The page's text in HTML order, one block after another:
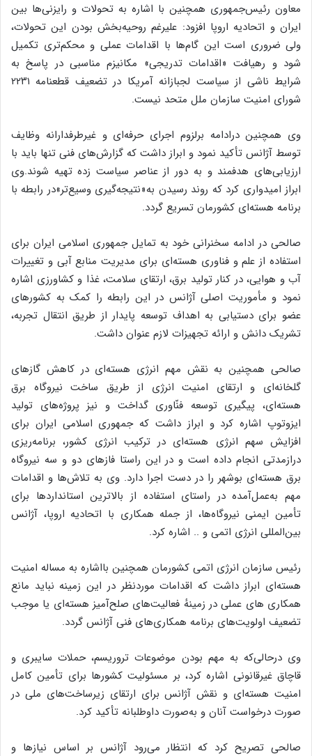
معاون رئیس‌جمهوری همچنین با اشاره به تحولات و رایزنی‌ها بین
ایران و اتحادیه اروپا افزود: علیرغم روحیه‌بخش بودن این تحولات،
ولی ضروری است این گام‌ها با اقدامات عملی و محکم‌تری تکمیل
شود و رهیافت «اقدامات تدریجی» مکانیزم مناسبی در پاسخ به
شرایط ناشی از سیاست لجبازانه آمریکا در تضعیف قطعنامه ۲۲۳۱
شورای امنیت سازمان ملل متحد نیست.
وی همچنین درادامه برلزوم اجرای حرفه‌ای و غیرطرفدارانه وظایف
توسط آژانس تأکید نمود و ابراز داشت که گزارش‌های فنی تنها باید با
ارزیابی‌های هدفمند و به ‌دور از عناصر سیاست زده تهیه شوند.وی
ابراز امیدواری کرد که روند رسیدن به«نتیجه‌گیری وسیع‌تر»در رابطه با
برنامه هسته‌ای کشورمان تسریع گردد.
صالحی در ادامه سخنرانی خود به تمایل جمهوری اسلامی ایران برای
استفاده از علم و فناوری هسته‌ای برای مدیریت منابع آبی و تغییرات
آب و هوایی، در کنار تولید برق، ارتقای سلامت، غذا و کشاورزی اشاره
نمود و مأموریت اصلی آژانس در این رابطه را کمک به کشورهای
عضو برای دستیابی به اهداف توسعه پایدار از طریق انتقال تجربه،
تشریک دانش و ارائه تجهیزات لازم عنوان داشت.
صالحی همچنین به نقش مهم انرژی هسته‌ای در کاهش گازهای
گلخانه‌ای و ارتقای امنیت انرژی از طریق ساخت نیروگاه برق
هسته‌ای، پیگیری توسعه فنّاوری گداخت و نیز پروژه‌های تولید
ایزوتوپ اشاره کرد و ابراز داشت که جمهوری اسلامی ایران برای
افزایش سهم انرژی هسته‌ای در ترکیب انرژی کشور، برنامه‌ریزی
درازمدتی انجام داده است و در این راستا فازهای دو و سه نیروگاه
برق هسته‌ای بوشهر را در دست اجرا دارد. وی به تلاش‌ها و اقدامات
مهم به‌عمل‌آمده در راستای استفاده از بالاترین استانداردها برای
تأمین ایمنی نیروگاه‌ها، از جمله همکاری با اتحادیه اروپا، آژانس
بین‌المللی انرژی اتمی و .. اشاره کرد.
رئیس سازمان انرژی اتمی کشورمان همچنین بااشاره به مساله امنیت
هسته‌ای ابراز داشت که اقدامات موردنظر در این زمینه نباید مانع
همکاری‌ های عملی در زمینهٔ فعالیت‌های صلح‌آمیز هسته‌ای یا موجب
تضعیف اولویت‌های برنامه همکاری‌های فنی آژانس گردد.
وی درحالی‌که به مهم بودن موضوعات تروریسم، حملات سایبری و
قاچاق غیرقانونی اشاره کرد، بر مسئولیت کشورها برای تأمین کامل
امنیت هسته‌ای و نقش آژانس برای ارتقای زیرساخت‌های ملی در
صورت درخواست آنان و به‌صورت داوطلبانه تأکید کرد.
صالحی تصریح کرد که انتظار می‌رود آژانس بر اساس نیازها و